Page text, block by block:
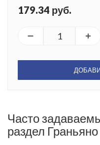
179.34 руб.
Часто
раздел Граньяно